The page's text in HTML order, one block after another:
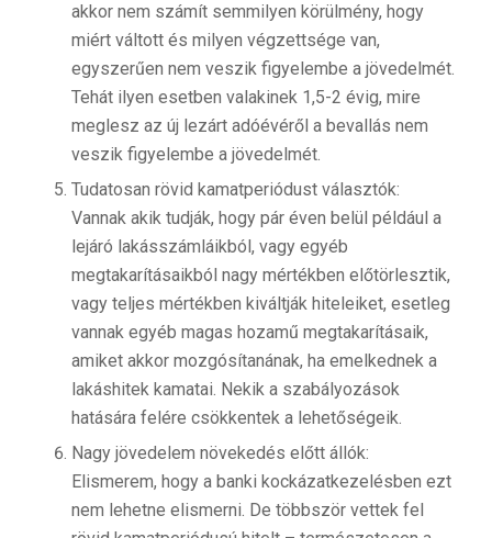
akkor nem számít semmilyen körülmény, hogy
miért váltott és milyen végzettsége van,
egyszerűen nem veszik figyelembe a jövedelmét.
Tehát ilyen esetben valakinek 1,5-2 évig, mire
meglesz az új lezárt adóévéről a bevallás nem
veszik figyelembe a jövedelmét.
Tudatosan rövid kamatperiódust választók:
Vannak akik tudják, hogy pár éven belül például a
lejáró lakásszámláikból, vagy egyéb
megtakarításaikból nagy mértékben előtörlesztik,
vagy teljes mértékben kiváltják hiteleiket, esetleg
vannak egyéb magas hozamű megtakarításaik,
amiket akkor mozgósítanának, ha emelkednek a
lakáshitek kamatai. Nekik a szabályozások
hatására felére csökkentek a lehetőségeik.
Nagy jövedelem növekedés előtt állók:
Elismerem, hogy a banki kockázatkezelésben ezt
nem lehetne elismerni. De többször vettek fel